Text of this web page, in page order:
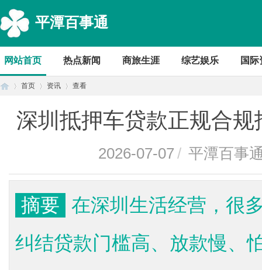
平潭百事通
网站首页 热点新闻 商旅生涯 综艺娱乐 国际
首页 资讯 查看
深圳抵押车贷款正规合
2026-07-07 / 平潭百事
摘要 在深圳生活经营，很
纠结贷款门槛高、放款慢、